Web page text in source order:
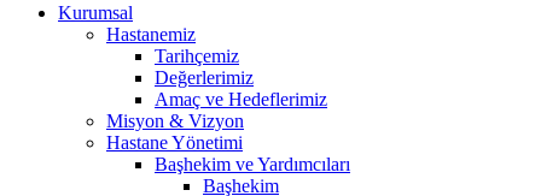
Kurumsal
Hastanemiz
Tarihçemiz
Değerlerimiz
Amaç ve Hedeflerimiz
Misyon & Vizyon
Hastane Yönetimi
Başhekim ve Yardımcıları
Başhekim